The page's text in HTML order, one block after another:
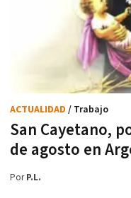
San Cayetano,
de agosto en
ACTUALIDAD / Trabajo
PorP.L.